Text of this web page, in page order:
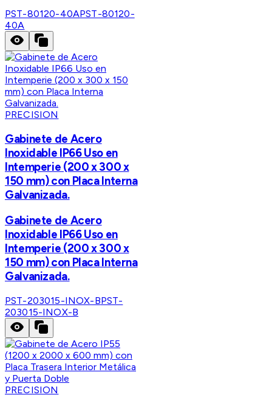
PST-80120-40APST-80120-
40A
PRECISION
Gabinete de Acero
Inoxidable IP66 Uso en
Intemperie (200 x 300 x
150 mm) con Placa Interna
Galvanizada.
Gabinete de Acero
Inoxidable IP66 Uso en
Intemperie (200 x 300 x
150 mm) con Placa Interna
Galvanizada.
PST-203015-INOX-BPST-
203015-INOX-B
PRECISION